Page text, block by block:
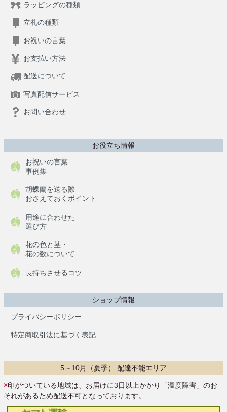
ラッピングの種類
立札の種類
お祝いの言葉
お支払い方法
配送について
写真配信サービス
お問い合わせ
お役立ち情報
お祝いの言葉
事例集
胡蝶蘭を送る際
おさえておくポイント
用途に合わせた
選び方
花の色と茎・
花の数について
長持ちさせるコツ
ショップ情報
プライバシーポリシー
特定商取引法に基づく表記
5～10月（夏季） 配達不能エリア
×印がついている地域は、お届けに3日以上かかり「温度障害」のお
それがあるため配送不可となっております。